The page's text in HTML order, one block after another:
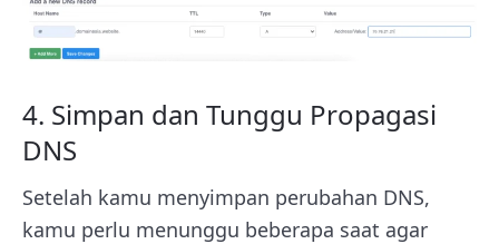
4. Simpan dan Tunggu Propagasi
DNS
Setelah kamu menyimpan perubahan DNS,
kamu perlu menunggu beberapa saat agar